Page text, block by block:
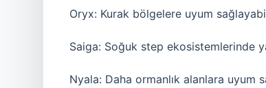
Oryx: Kurak bölgelere uyum
Saiga: Soğuk step ekosistemlerinde
Nyala: Daha ormanlık alanlara uyum